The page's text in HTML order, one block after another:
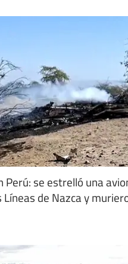
Perú: se estrelló una
de Nazca y